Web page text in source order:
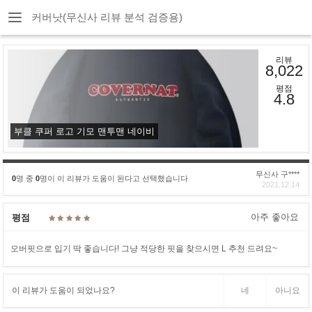
커버낫(무신사 리뷰 분석 검증용)
부클 쿠퍼 로고 기모 맨투맨 네이비
리뷰
8,022
평점
4.8
0명 중 0명이 이 리뷰가 도움이 된다고 선택했습니다
무신사 구****
2021.12.14
평점 아주 좋아요
오버핏으로 입기 딱 좋습니다! 그냥 적당한 핏을 찾으시면 L 추천 드려요~
이 리뷰가 도움이 되었나요? 네 아니요